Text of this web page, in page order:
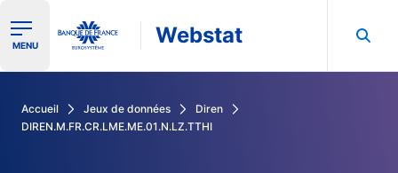
Ouvrir le menu de navigation
MENU Webstat
Accueil Jeux de données
Diren
DIREN.M.FR.CR.LME.ME.01.N.LZ.TTHI